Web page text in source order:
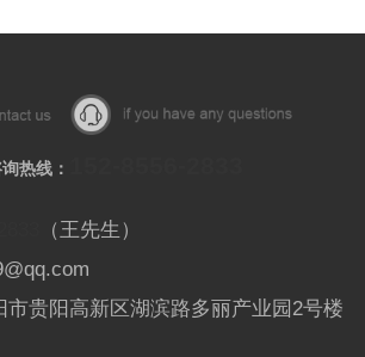
热线：
（王先生）
市贵阳高新区湖滨路多丽产业园2号楼